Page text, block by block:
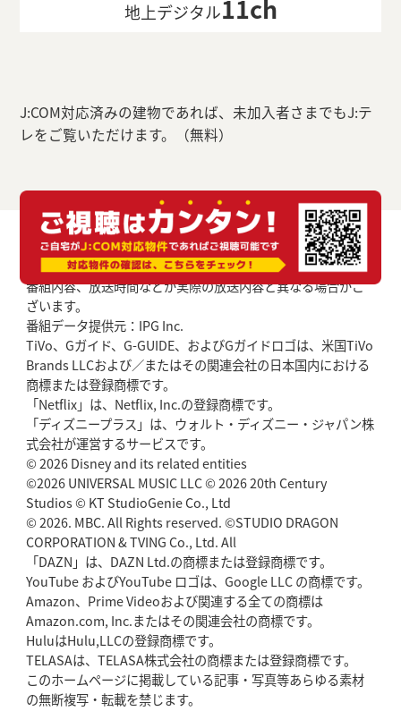
地上デジタル11ch
J:COM対応済みの建物であれば、未加入者さまでもJ:テ
レをご覧いただけます。（無料）
番組内容、放送時間などが実際の放送内容と異なる場合がご
ざいます。
番組データ提供元：IPG Inc.
TiVo、Gガイド、G-GUIDE、およびGガイドロゴは、米国TiVo
Brands LLCおよび／またはその関連会社の日本国内における
商標または登録商標です。
「Netflix」は、Netflix, Inc.の登録商標です。
「ディズニープラス」は、ウォルト・ディズニー・ジャパン株
式会社が運営するサービスです。
© 2026 Disney and its related entities
©2026 UNIVERSAL MUSIC LLC © 2026 20th Century
Studios © KT StudioGenie Co., Ltd
© 2026. MBC. All Rights reserved. ©STUDIO DRAGON
CORPORATION & TVING Co., Ltd. All
「DAZN」は、DAZN Ltd.の商標または登録商標です。
YouTube およびYouTube ロゴは、Google LLC の商標です。
Amazon、Prime Videoおよび関連する全ての商標は
Amazon.com, Inc.またはその関連会社の商標です。
HuluはHulu,LLCの登録商標です。
TELASAは、TELASA株式会社の商標または登録商標です。
このホームページに掲載している記事・写真等あらゆる素材
の無断複写・転載を禁じます。